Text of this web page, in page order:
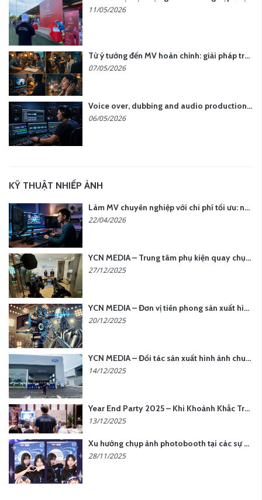
11/05/2026
Từ ý tưởng đến MV hoàn chỉnh: giải pháp trọn gói tại YCN Media
07/05/2026
Voice over, dubbing and audio production services in Vietnam for global content
06/05/2026
KỸ THUẬT NHIẾP ẢNH
Làm MV chuyên nghiệp với chi phí tối ưu: nên chọn quay thực tế hay video AI?
22/04/2026
YCN MEDIA – Trung tâm phụ kiện quay chụp tại Hà Nội
27/12/2025
YCN MEDIA – Đơn vị tiên phong sản xuất hình ảnh & âm thanh bằng AI tại Hà Nội
20/12/2025
YCN MEDIA – Đối tác sản xuất hình ảnh chuyên nghiệp cho doanh nghiệp tại Hà Nội
14/12/2025
Year End Party 2025 – Khi Khoảnh Khắc Trở Thành Dấu Ấn | Gói Ưu Đãi Tháng 12 Từ YCN Media
13/12/2025
Xu hướng chụp ảnh photobooth tại các sự kiện hiện nay
28/11/2025